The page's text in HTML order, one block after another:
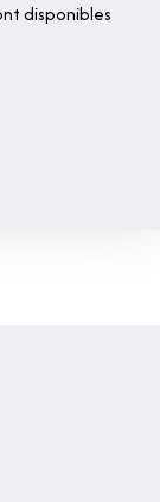
disponibles